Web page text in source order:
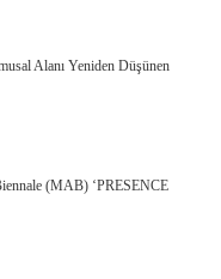
Alanı Yeniden Düşünen
(MAB) ‘PRESENCE